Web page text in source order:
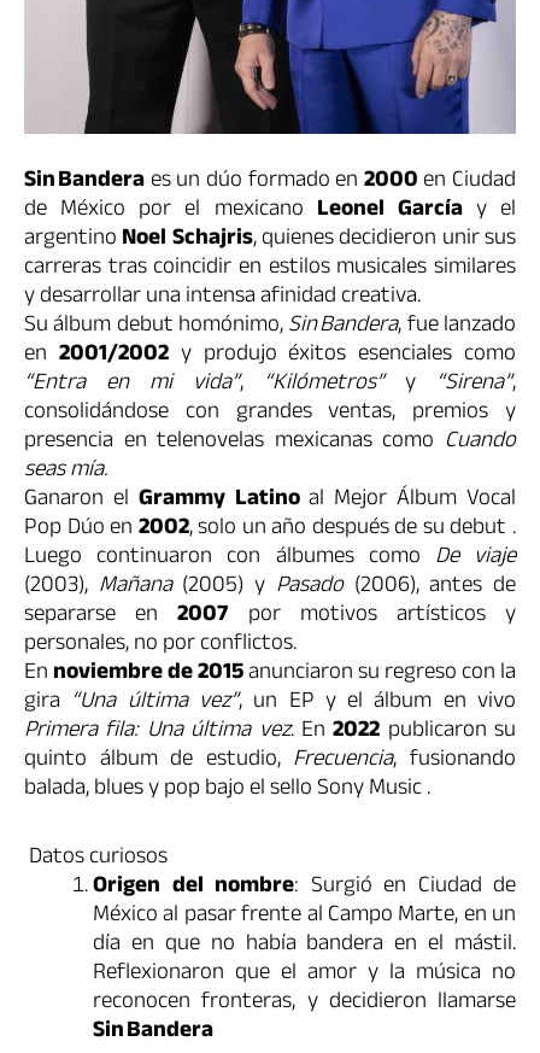
Sin Banderaes un dúo formado en2000en Ciudad
de México por el mexicano Leonel Garcíay el
argentinoNoel Schajris, quienes decidieron unir sus
carreras tras coincidir en estilos musicales similares
y desarrollar una intensa afinidad creativa.
Su álbum debut homónimo,Sin Bandera, fue lanzado
en 2001/2002y produjo éxitos esenciales como
“Entra en mi vida”, “Kilómetros”y “Sirena”,
consolidándose con grandes ventas, premios y
presencia en telenovelas mexicanas como Cuando
seas mía.
Ganaron el Grammy Latinoal Mejor Álbum Vocal
Pop Dúo en2002, solo un año después de su debut .
Luego continuaron con álbumes como De viaje
(2003), Mañana(2005) y Pasado(2006), antes de
separarse en2007 por motivos artísticos y
personales, no por conflictos.
Ennoviembre de 2015anunciaron su regreso con la
gira “Una última vez”, un EP y el álbum en vivo
Primera fila: Una última vez. En2022 publicaron su
quinto álbum de estudio, Frecuencia, fusionando
balada, blues y pop bajo el sello Sony Music.
Datos curiosos
Origen del nombre: Surgió en Ciudad de
México al pasar frente al Campo Marte, en un
día en que no había bandera en el mástil.
Reflexionaron que el amor y la música no
reconocen fronteras, y decidieron llamarse
Sin Bandera